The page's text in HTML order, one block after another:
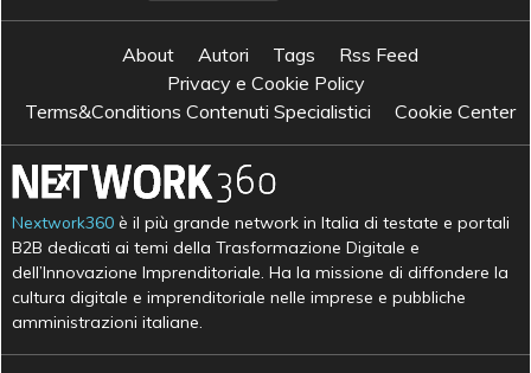
About Autori Tags
Rss Feed
Privacy e Cookie Policy
Terms&Conditions Contenuti Specialistici
Cookie Center
Nextwork360 è il più grande network in Italia di testate e portali
B2B dedicati ai temi della Trasformazione Digitale e
dell’Innovazione Imprenditoriale. Ha la missione di diffondere la
cultura digitale e imprenditoriale nelle imprese e pubbliche
amministrazioni italiane.